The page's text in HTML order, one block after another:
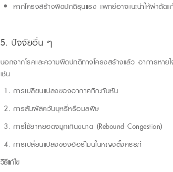
หากโครงสร้างผิดปกติรุนแรง แพทย์อาจแนะนำให้ผ่าตัดแ
5. ปัจจัยอื่น ๆ
นอกจากโรคและความผิดปกติทางโครงสร้างแล้ว อาการห
เช่น
การเปลี่ยนแปลงของอากาศที่กะทันหัน
การสัมผัสควันบุหรี่หรือมลพิษ
การใช้ยาหยอดจมูกเกินขนาด (Rebound Congestion)
การเปลี่ยนแปลงของฮอร์โมนในหญิงตั้งครรภ์
วิธีแก้ไข